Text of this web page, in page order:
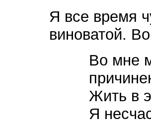
Я все время
виноватой.
Во мне
Жить в
Я